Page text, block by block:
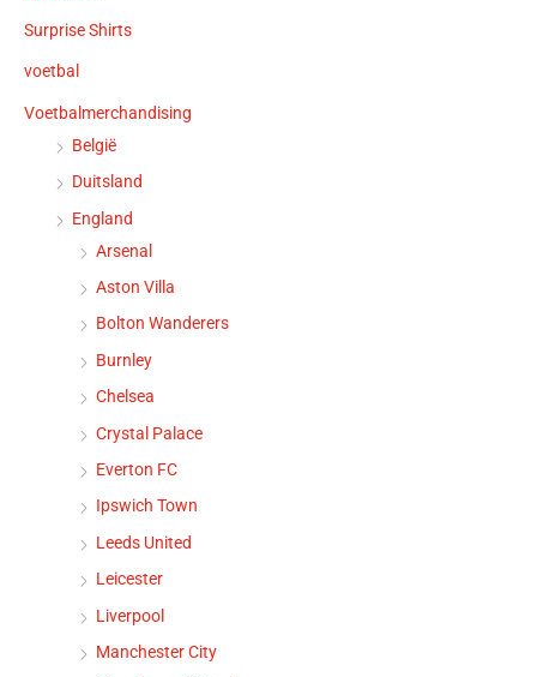
Surprise Shirts
voetbal
Voetbalmerchandising
België
Duitsland
England
Arsenal
Aston Villa
Bolton Wanderers
Burnley
Chelsea
Crystal Palace
Everton FC
Ipswich Town
Leeds United
Leicester
Liverpool
Manchester City